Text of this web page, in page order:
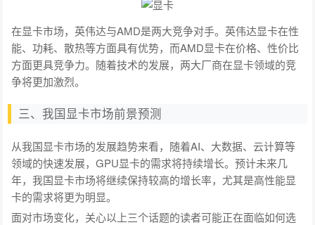
在显卡市场，英伟达与AMD是两大竞争对手。英伟达显卡在性
能、功耗、散热等方面具有优势，而AMD显卡在价格、性价比
方面更具竞争力。随着技术的发展，两大厂商在显卡领域的竞
争将更加激烈。
三、我国显卡市场前景预测
从我国显卡市场的发展趋势来看，随着AI、大数据、云计算等
领域的快速发展，GPU显卡的需求将持续增长。预计未来几
年，我国显卡市场将继续保持较高的增长率，尤其是高性能显
卡的需求将更为明显。
面对市场变化，关心以上三个话题的读者可能正在面临如何选